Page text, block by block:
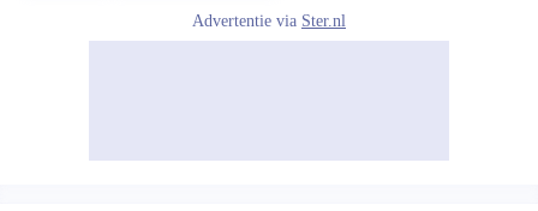
Advertentie via Ster.nl